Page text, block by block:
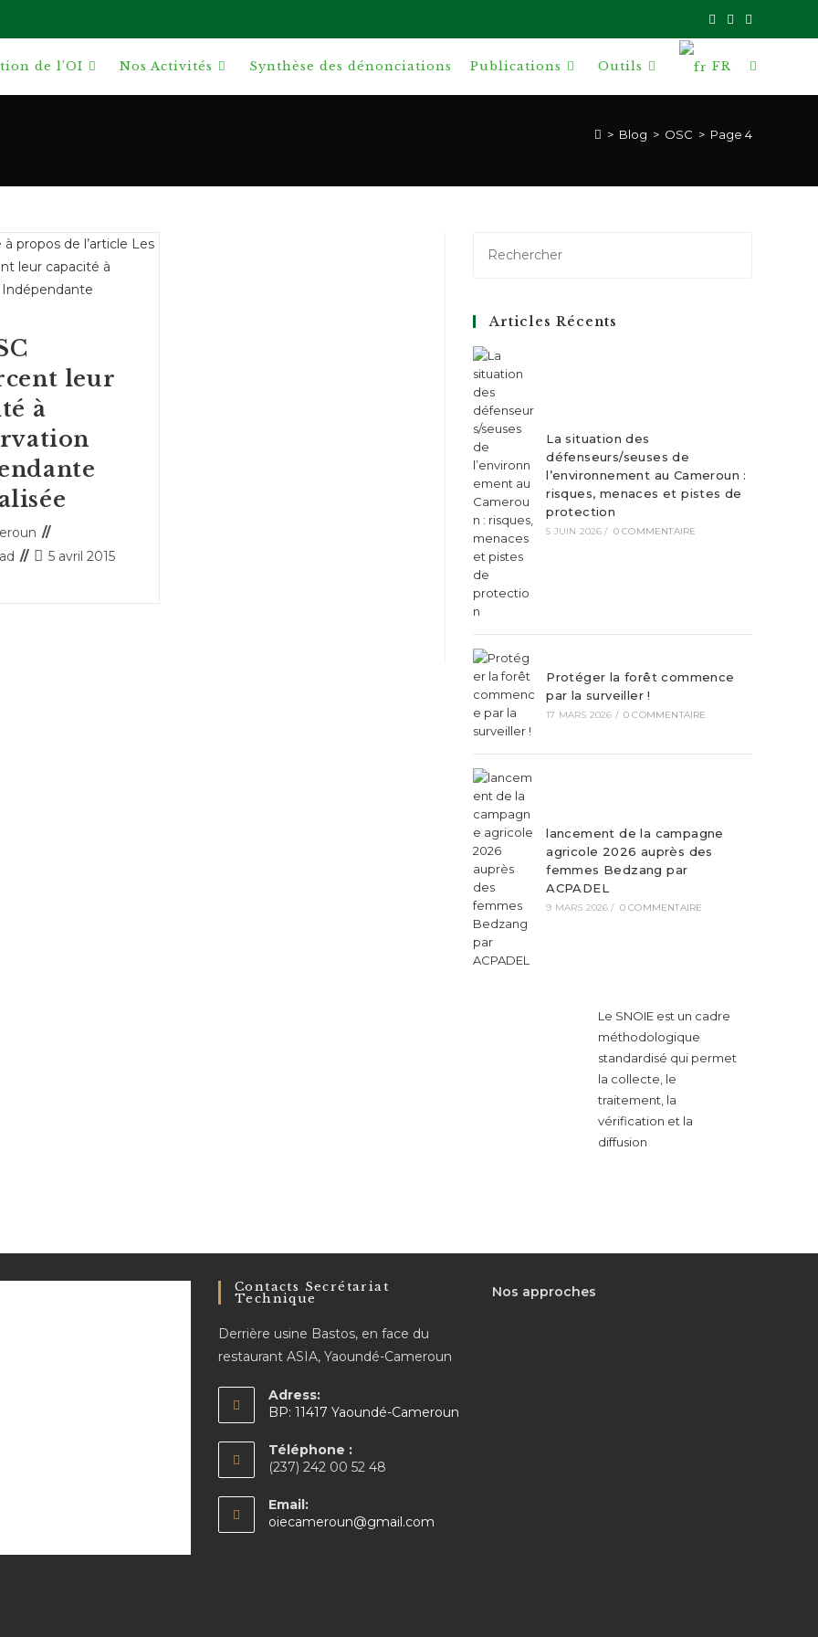
de l’OI Nos Activités Synthèse des dénonciations Publications Outils FR Toggle
> Blog > OSC > Page 4
leur
à
Publication
5 avril 2015
Articles Récents
La situation des
défenseurs/seuses de
l’environnement au Cameroun :
risques, menaces et pistes de
protection
5 JUIN 2026 / 0 COMMENTAIRE
Protéger la forêt commence
par la surveiller !
17 MARS 2026 / 0 COMMENTAIRE
lancement de la campagne
agricole 2026 auprès des
femmes Bedzang par
ACPADEL
9 MARS 2026 / 0 COMMENTAIRE
Le SNOIE est un cadre
méthodologique
standardisé qui permet
la collecte, le
traitement, la
vérification et la
diffusion
Contacts Secrétariat
Technique
Derrière usine Bastos, en face du
restaurant ASIA, Yaoundé-Cameroun
Adress:
BP: 11417 Yaoundé-Cameroun
Téléphone :
(237) 242 00 52 48
Email:
oiecameroun@gmail.com
Nos approches